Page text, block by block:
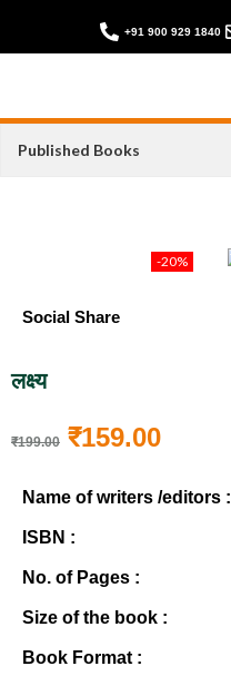
+91 900 929 1840
Published Books
-20%
Social Share
लक्ष्य
₹199.00 ₹159.00
Name of writers /editors :
ISBN :
No. of Pages :
Size of the book :
Book Format :